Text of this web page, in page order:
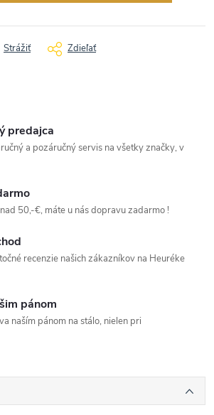
Strážiť Zdieľať
predajca
a pozáručný servis na všetky značky, v
50,-€, máte u nás dopravu zadarmo !
recenzie našich zákazníkov na Heuréke
pánom
naším pánom na stálo, nielen pri